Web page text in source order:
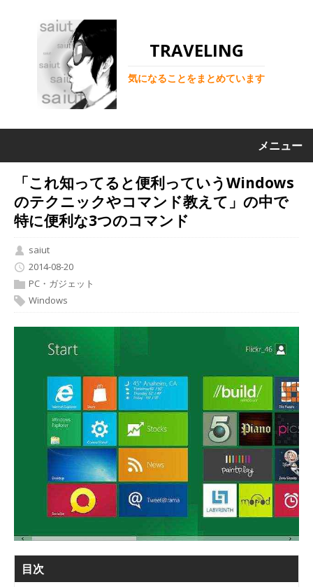
TRAVELING
気になることをまとめています
メニュー
「これ知ってると便利っていうWindows
のテクニックやコマンド教えて」の中で
特に便利な3つのコマンド
saiut
2014-08-20
PC・ガジェット
Windows
目次